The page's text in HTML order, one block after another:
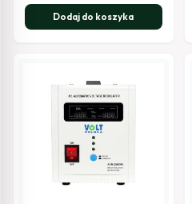
Dodaj do koszyka